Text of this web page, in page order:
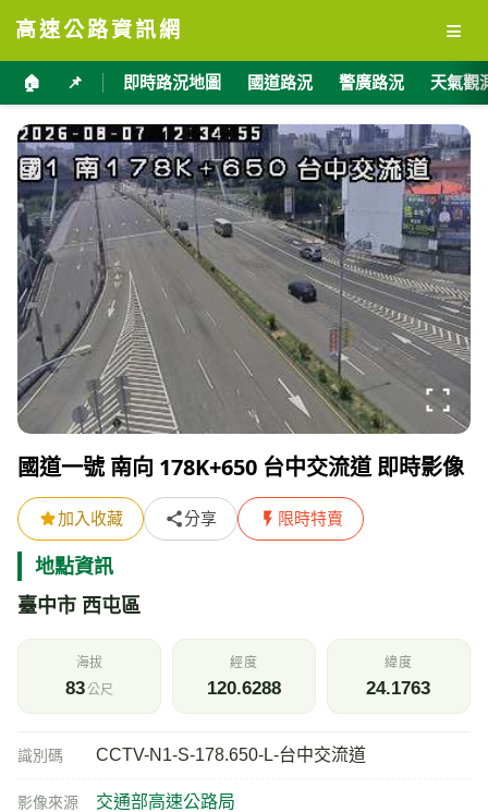
高速公路資訊網 ≡
🏠 📌 即時路況地圖 國道路況 警廣路況 天氣觀
國道一號 南向 178K+650 台中交流道 即時影像
加入收藏 分享 限時特賣
地點資訊
臺中市 西屯區
海拔
83公尺
經度
120.6288
緯度
24.1763
識別碼 CCTV-N1-S-178.650-L-台中交流道
影像來源 交通部高速公路局